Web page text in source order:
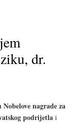
dr.
nagrade za
podrijetla i